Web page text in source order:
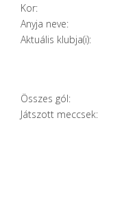
Kor:
Anyja neve:
Aktuális klubja(i):
Összes gól:
Játszott meccsek: